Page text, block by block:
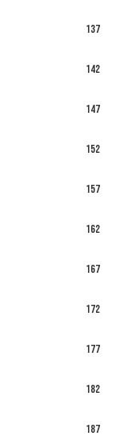
137
142
147
152
157
162
167
172
177
182
187